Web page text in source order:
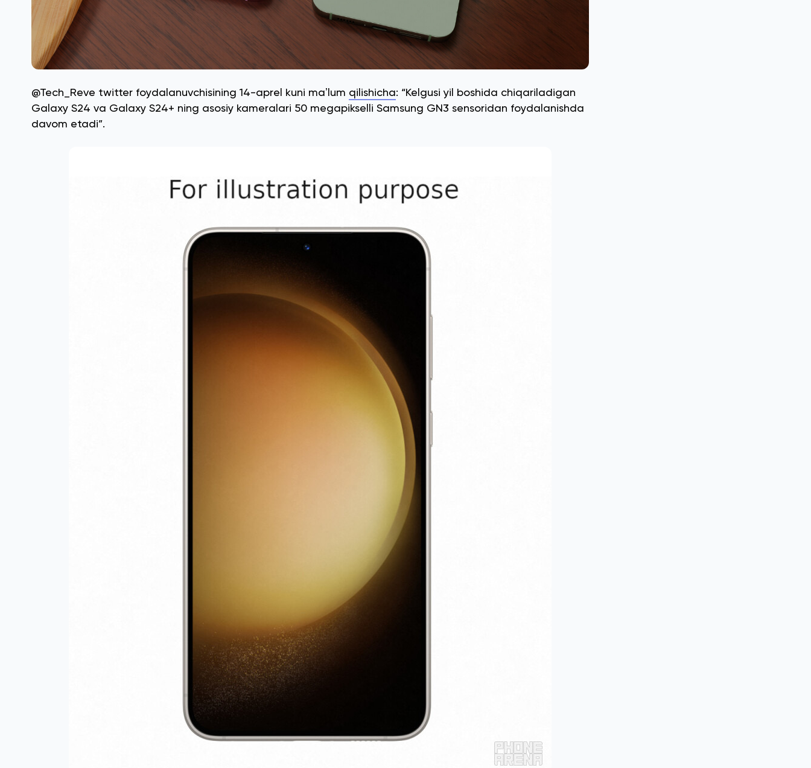
@Tech_Reve twitter foydalanuvchisining 14-aprel kuni maʼlum qilishicha: “Kelgusi yil boshida chiqariladigan
Galaxy S24 va Galaxy S24+ ning asosiy kameralari 50 megapikselli Samsung GN3 sensoridan foydalanishda
davom etadi”.